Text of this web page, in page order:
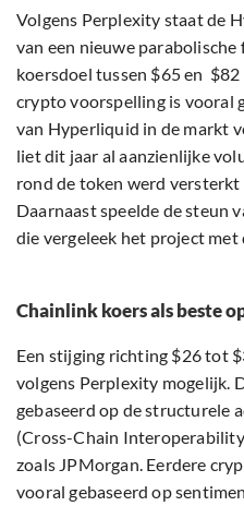
Volgens Perplexity staat de
van een nieuwe
koersdoel tussen $65 en
crypto voorspelling is vooral
van Hyperliquid in de markt
liet dit jaar al aanzienlijke
rond de token werd
Daarnaast speelde de steun
die vergeleek het project met
Chainlink koers als beste
Een stijging richting $26 tot
volgens Perplexity mogelijk.
gebaseerd op de structurele
(Cross-Chain
zoals JPMorgan. Eerdere
vooral gebaseerd op